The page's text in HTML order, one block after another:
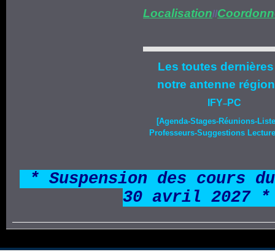
Localisation//
Les toutes
notre antenne
IFY–PC
[Agenda-Stages-Réunions-
Professeurs-Suggestions
* Suspension des cours
30 avril 2027 *